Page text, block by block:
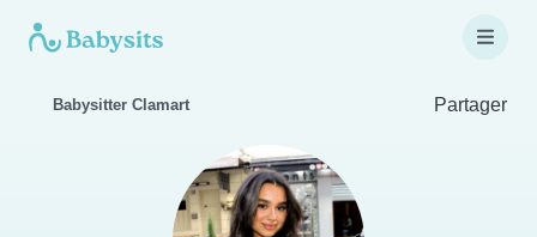
Babysitter Clamart Partager